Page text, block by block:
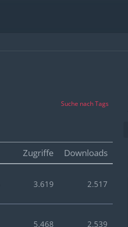
Suche nach Tags
Zugriffe
Downloads
3.619 2.517
5.468 2.539